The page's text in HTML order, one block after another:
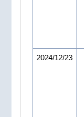
2024/12/23